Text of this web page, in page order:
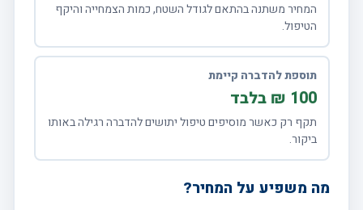
המחיר משתנה בהתאם לגודל השטח, כמות הצמחייה והיקף
הטיפול.
תוספת להדברה קיימת
100 ₪ בלבד
תקף רק כאשר מוסיפים טיפול יתושים להדברה רגילה באותו
ביקור.
מה משפיע על המחיר?